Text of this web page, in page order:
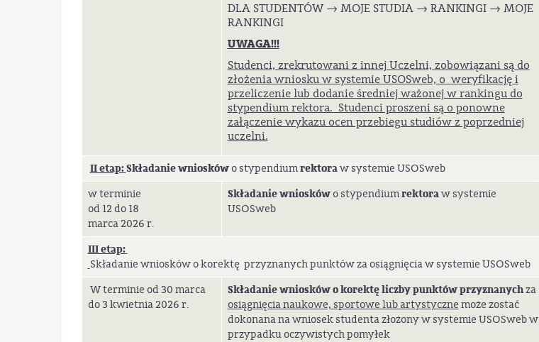
DLA STUDENTÓW → MOJE STUDIA → RANKINGI → MOJE
RANKINGI
UWAGA!!!
Studenci, zrekrutowani z innej Uczelni, zobowiązani są do
złożenia wniosku w systemie USOSweb, o weryfikację i
przeliczenie lub dodanie średniej ważonej w rankingu do
stypendium rektora. Studenci proszeni są o ponowne
załączenie wykazu ocen przebiegu studiów z poprzedniej
uczelni.
II etap:Składanie wniosków o stypendiumrektoraw systemie USOSweb
w terminie
od 12 do 18
marca 2026 r.
Składanie wniosków o stypendiumrektoraw systemie
USOSweb
III etap:
Składanie wniosków o korektę przyznanych punktów za osiągnięcia w systemie USOSweb
W terminie od 30 marca
do 3 kwietnia 2026 r.
Składanie wniosków o korektę liczby punktów przyznanychza
osiągnięcia naukowe, sportowe lub artystyczne może zostać
dokonana na wniosek studenta złożony w systemie USOSweb w
przypadku oczywistych pomyłek